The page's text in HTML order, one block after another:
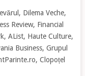
Dilema Veche,
Review, Financial
AList, Haute Culture,
Business, Grupul
Clopoțel